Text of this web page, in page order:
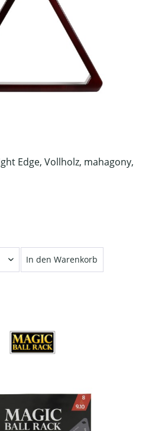
Edge, Vollholz, mahagony,
In den Warenkorb